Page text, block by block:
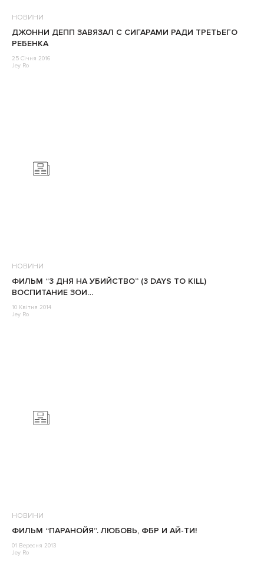
НОВИНИ
ДЖОННИ ДЕПП ЗАВЯЗАЛ С СИГАРАМИ РАДИ ТРЕТЬЕГО
РЕБЕНКА
25 Січня 2016
Jey Ro
НОВИНИ
ФИЛЬМ “3 ДНЯ НА УБИЙСТВО” (3 DAYS TO KILL)
ВОСПИТАНИЕ ЗОИ…
10 Квітня 2014
Jey Ro
НОВИНИ
ФИЛЬМ “ПАРАНОЙЯ”. ЛЮБОВЬ, ФБР И АЙ-ТИ!
01 Вересня 2013
Jey Ro